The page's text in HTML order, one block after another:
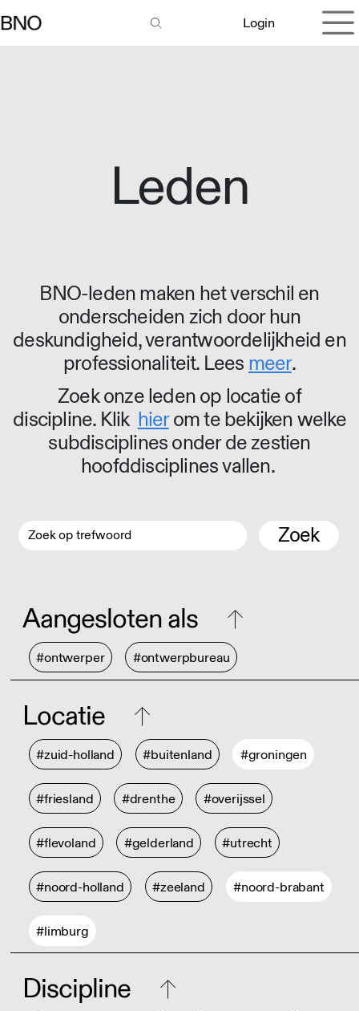
Login
Leden
BNO-leden maken het verschil en
onderscheiden zich door hun
deskundigheid, verantwoordelijkheid en
professionaliteit. Lees meer.
Zoek onze leden op locatie of
discipline. Klik hierom te bekijken welke
subdisciplines onder de zestien
hoofddisciplines vallen.
Zoek
Aangesloten als
#ontwerper #ontwerpbureau
Locatie
#zuid-holland #buitenland #groningen
#friesland #drenthe #overijssel
#flevoland #gelderland #utrecht
#noord-holland #zeeland #noord-brabant
#limburg
Discipline